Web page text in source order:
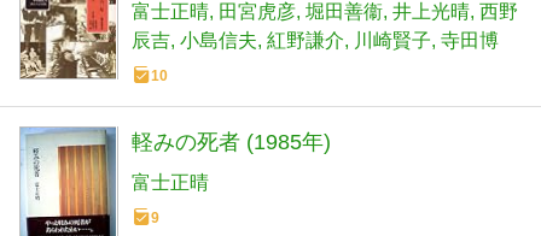
富士正晴 田宮虎彦 堀田善衞 井上光晴 西野
辰吉 小島信夫 紅野謙介 川崎賢子 寺田博
10
軽みの死者 (1985年)
富士正晴
9